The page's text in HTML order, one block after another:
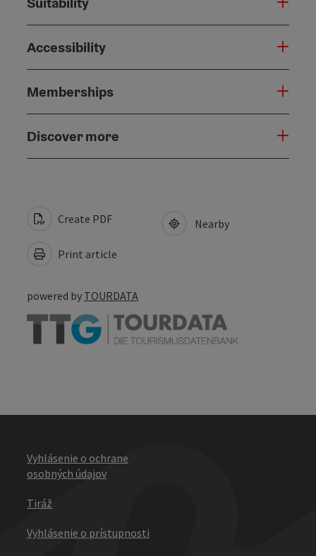
Accessibility
Memberships
Discover more
Create PDF
Print article
Nearby
powered by TOURDATA
Vyhlásenie o ochrane
osobných údajov
Tiráž
Vyhlásenie o prístupnosti